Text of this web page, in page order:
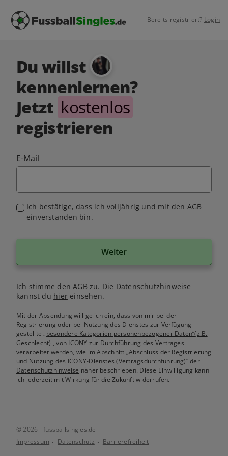
Bereits registriert? Login
Du willst
kennenlernen?
Jetzt kostenlos
registrieren
E-Mail
Ich bestätige, dass ich volljährig und mit den AGB
einverstanden bin.
Weiter
Ich stimme denAGB zu. Die Datenschutzhinweise
kannst du hiereinsehen.
Mit der Absendung willige ich ein, dass von mir bei der
Registrierung oder bei Nutzung des Dienstes zur Verfügung
gestellte„besondere Kategorien personenbezogener Daten“(z.B.
Geschlecht) , von ICONY zur Durchführung des Vertrages
verarbeitet werden, wie im Abschnitt „Abschluss der Registrierung
und Nutzung des ICONY-Dienstes (Vertragsdurchführung)“ der
Datenschutzhinweise näher beschrieben. Diese Einwilligung kann
ich jederzeit mit Wirkung für die Zukunft widerrufen.
© 2026 - fussballsingles.de
Impressum
Datenschutz Barrierefreiheit